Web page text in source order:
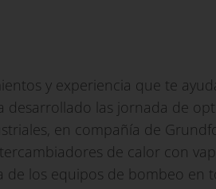
y experiencia que te
las jornada de
en compañía de
de calor con
de los equipos de bombeo en